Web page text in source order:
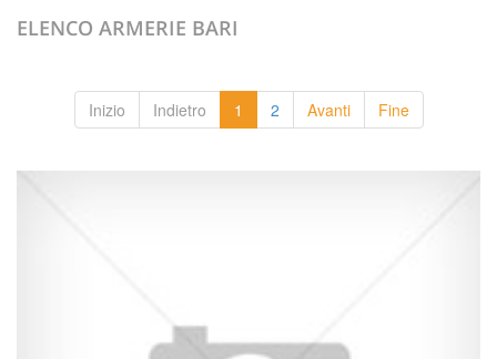
ELENCO ARMERIE BARI
Inizio Indietro 1 2 Avanti Fine